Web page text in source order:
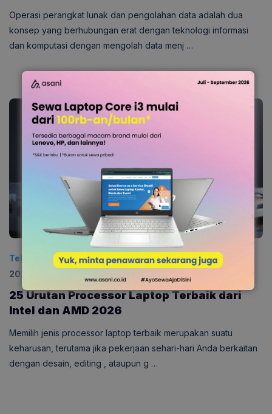
Operasi perangkat lunak dan pengolahan data adalah dua
konsep yang berhubungan erat dengan teknologi informasi
dan komputasi dengan mengolah data menj …
Teknologi Diposting: 15 Februari 2026|Diperbarui:
2026
25 Urutan Processor Laptop Terbaik dari
Intel dan AMD 2026
Memilih jenis processor laptop terbaik merupakan suatu
keharusan, terutama jika pekerjaan sehari-hari Anda berkaitan
dengan desain, editing , ataupun g …